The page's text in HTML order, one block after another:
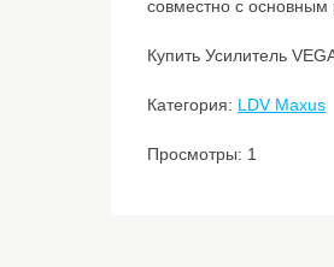
совместно с основным
Купить Усилитель
Категория: LDV Maxus
Просмотры: 1